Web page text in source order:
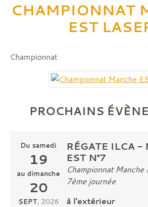
CHAMPIONNAT
EST
Championnat
PROCHAINS
Du samedi
19
au dimanche
20
SEPT. 2026
RÉGATE ILCA -
EST N°7
Championnat Manche
7ème journée
à l'extérieur